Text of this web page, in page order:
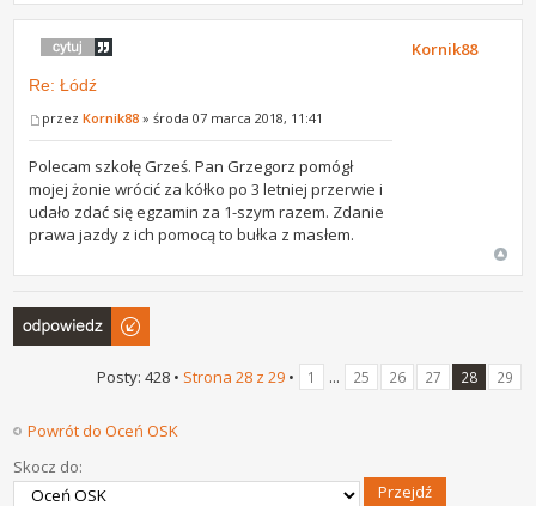
Re: Łódź
przezKornik88 » środa 07 marca 2018, 11:41
Polecam szkołę Grześ. Pan Grzegorz pomógł
mojej żonie wrócić za kółko po 3 letniej przerwie i
udało zdać się egzamin za 1-szym razem. Zdanie
prawa jazdy z ich pomocą to bułka z masłem.
Kornik88
Odpowiedz
Posty: 428 • Strona 28z 29• 1 ... 25 26 27 28 29
Powrót do Oceń OSK
Skocz do: